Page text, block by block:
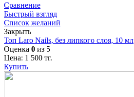
Сравнение
Быстрый взгляд
Список желаний
Закрыть
Топ Laro Nails, без липкого слоя, 10 мл
Оценка 0 из 5
Цена: 1 500 тг.
Купить